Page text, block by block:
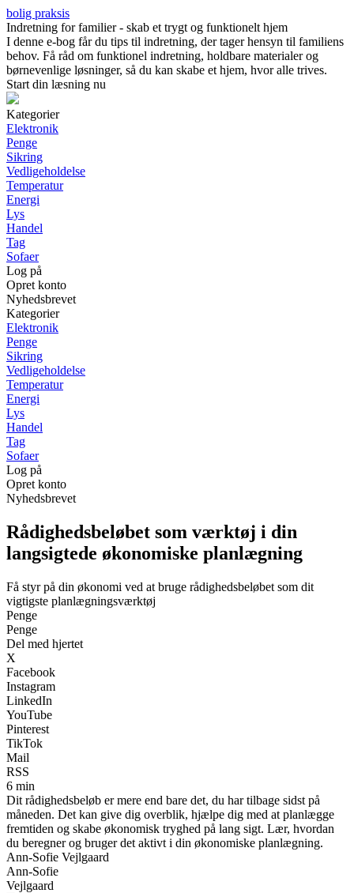
bolig praksis
Indretning for familier - skab et trygt og funktionelt hjem
I denne e-bog får du tips til indretning, der tager hensyn til familiens
behov. Få råd om funktionel indretning, holdbare materialer og
børnevenlige løsninger, så du kan skabe et hjem, hvor alle trives.
Start din læsning nu
Kategorier
Elektronik
Penge
Sikring
Vedligeholdelse
Temperatur
Energi
Lys
Handel
Tag
Sofaer
Log på
Opret konto
Nyhedsbrevet
Kategorier
Elektronik
Penge
Sikring
Vedligeholdelse
Temperatur
Energi
Lys
Handel
Tag
Sofaer
Log på
Opret konto
Nyhedsbrevet
Rådighedsbeløbet som værktøj i din
langsigtede økonomiske planlægning
Få styr på din økonomi ved at bruge rådighedsbeløbet som dit
vigtigste planlægningsværktøj
Penge
Penge
Del med hjertet
X
Facebook
Instagram
LinkedIn
YouTube
Pinterest
TikTok
Mail
RSS
6 min
Dit rådighedsbeløb er mere end bare det, du har tilbage sidst på
måneden. Det kan give dig overblik, hjælpe dig med at planlægge
fremtiden og skabe økonomisk tryghed på lang sigt. Lær, hvordan
du beregner og bruger det aktivt i din økonomiske planlægning.
Ann-Sofie Vejlgaard
Ann-Sofie
Vejlgaard